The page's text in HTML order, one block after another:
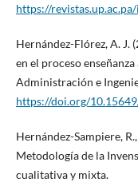
https://
Hernández-Flórez, A. J.
en el proceso
Administración e
https://doi.org/
Hernández-Sampiere,
Metodología de la
cualitativa y mixta.